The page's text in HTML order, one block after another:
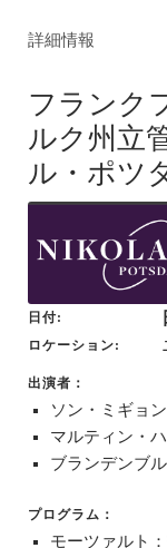
詳細情報
フランク
ルク州立
ル・ポツ
日付
ロケーション
出演者：
ソン・ミギョ
マルティン・
ブランデンブ
プログラム：
モーツァルト